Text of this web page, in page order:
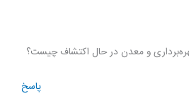
و معدن در حال اکتشاف چیست؟
پاسخ